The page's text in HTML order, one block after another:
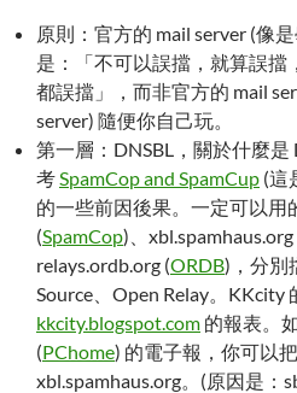
原則：官方的 mail server (像
是：「不可以誤擋，就算誤擋
都誤擋」，而非官方的 mail
server) 隨便你自己玩。
第一層：DNSBL，關於什麼是
考SpamCop and SpamCup (這
的一些前因後果。一定可以用
(SpamCop)、xbl.spamhaus.org
relays.ordb.org (ORDB)，分別
Source、Open Relay。KKcity
kkcity.blogspot.com 的報表。
(PChome) 的電子報，你可以
xbl.spamhaus.org。(原因是：